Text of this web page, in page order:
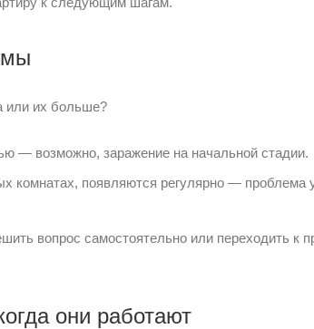
или их больше?
— возможно, заражение на начальной стадии.
комнатах, появляются регулярно — проблема
вопрос самостоятельно или переходить
они работают